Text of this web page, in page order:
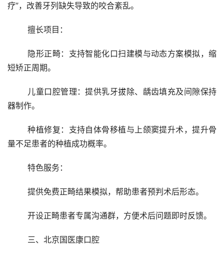
疗”，改善牙列缺失导致的咬合紊乱。
	擅长项目：
短矫正周期。
器制作。
	种植修复：支持自体骨移植与上颌窦提升术，提升骨
量不足患者的种植成功概率。
	特色服务：
	提供免费正畸结果模拟，帮助患者预判术后形态。
	开设正畸患者专属沟通群，方便术后问题即时反馈。
	三、北京国医康口腔